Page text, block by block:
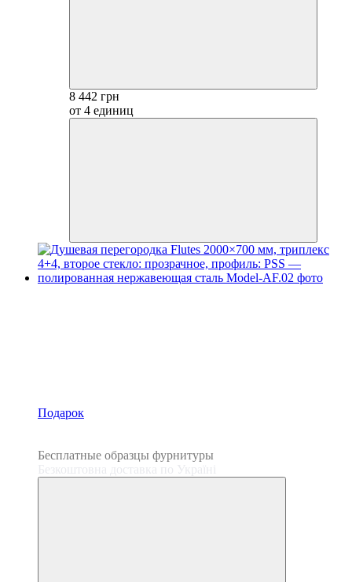
8 442 грн
от 4 единиц
Подарок
Бесплатные образцы фурнитуры